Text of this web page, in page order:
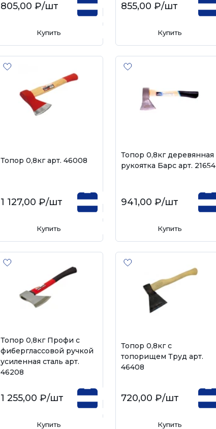
805,00 ₽/шт
Купить
855,00 ₽/шт
Купить
Топор 0,8кг арт. 46008
1 127,00 ₽/шт
Купить
Топор 0,8кг деревянная
рукоятка Барс арт. 21654
941,00 ₽/шт
Купить
Топор 0,8кг Профи с
фиберглассовой ручкой
усиленная сталь арт.
46208
1 255,00 ₽/шт
Купить
Топор 0,8кг с
топорищем Труд арт.
46408
720,00 ₽/шт
Купить